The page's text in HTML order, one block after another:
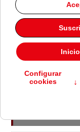
08 Julio 2026
La Policía
más de mil
20 Marzo 2026